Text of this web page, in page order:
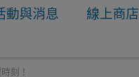
動與消息 線上商店
刻！